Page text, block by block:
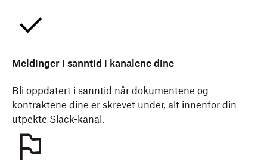
Meldinger i sanntid i kanalene dine
Bli oppdatert i sanntid når dokumentene og
kontraktene dine er skrevet under, alt innenfor din
utpekte Slack-kanal.